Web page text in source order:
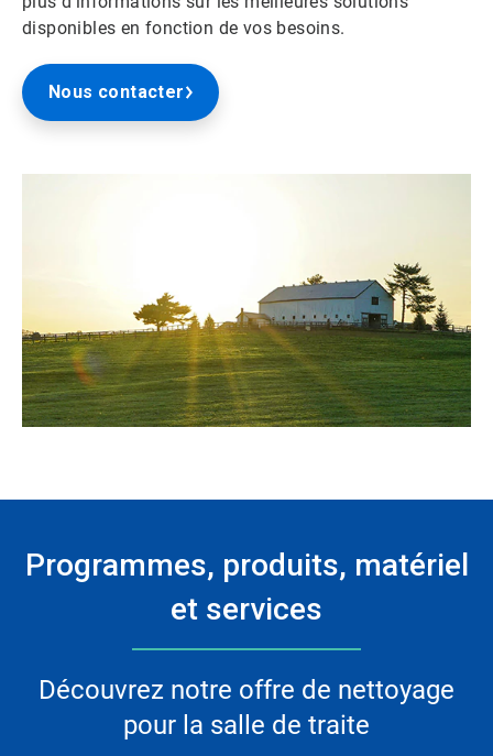
disponibles en fonction de vos besoins.
Nous contacter
Programmes, produits, matériel
et services
Découvrez notre offre de nettoyage
pour la salle de traite